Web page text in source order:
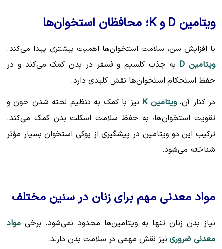
ویتامین D و K؛ محافظان استخوان‌ها
با افزایش سن، سلامت استخوان‌ها اهمیت بیشتری پیدا می‌کند.
ویتامین D
به جذب کلسیم و فسفر در بدن کمک می‌کند و در
حفظ استحکام استخوان‌ها نقش کلیدی دارد.
در کنار آن،ویتامین K
نیز با کمک به تنظیم لخته شدن خون و
تقویت استخوان‌ها، به حفظ سلامت اسکلت بدن کمک می‌کند.
ترکیب این دو ویتامین در پیشگیری از پوکی استخوان بسیار مؤثر
شناخته می‌شود.
مواد معدنی مهم برای زنان در سنین مختلف
نیاز بدن زنان تنها به ویتامین‌ها محدود نمی‌شود. برخی مواد
معدنی ضروری نیز نقش مهمی در سلامت بدن دارند.